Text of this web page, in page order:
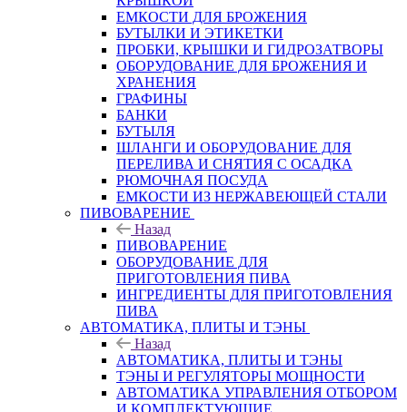
ЕМКОСТИ ДЛЯ БРОЖЕНИЯ
БУТЫЛКИ И ЭТИКЕТКИ
ПРОБКИ, КРЫШКИ И ГИДРОЗАТВОРЫ
ОБОРУДОВАНИЕ ДЛЯ БРОЖЕНИЯ И
ХРАНЕНИЯ
ГРАФИНЫ
БАНКИ
БУТЫЛЯ
ШЛАНГИ И ОБОРУДОВАНИЕ ДЛЯ
ПЕРЕЛИВА И СНЯТИЯ С ОСАДКА
РЮМОЧНАЯ ПОСУДА
ЕМКОСТИ ИЗ НЕРЖАВЕЮЩЕЙ СТАЛИ
ПИВОВАРЕНИЕ
Назад
ПИВОВАРЕНИЕ
ОБОРУДОВАНИЕ ДЛЯ
ПРИГОТОВЛЕНИЯ ПИВА
ИНГPЕДИЕНТЫ ДЛЯ ПРИГОТОВЛЕНИЯ
ПИВА
АВТОМАТИКА, ПЛИТЫ И ТЭНЫ
Назад
АВТОМАТИКА, ПЛИТЫ И ТЭНЫ
ТЭНЫ И РЕГУЛЯТОРЫ МОЩНОСТИ
АВТОМАТИКА УПРАВЛЕНИЯ ОТБОРОМ
И КОМПЛЕКТУЮЩИЕ